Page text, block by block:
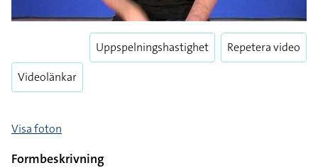
Videolänkar
Uppspelningshastighet Repetera video
Visa foton
Formbeskrivning